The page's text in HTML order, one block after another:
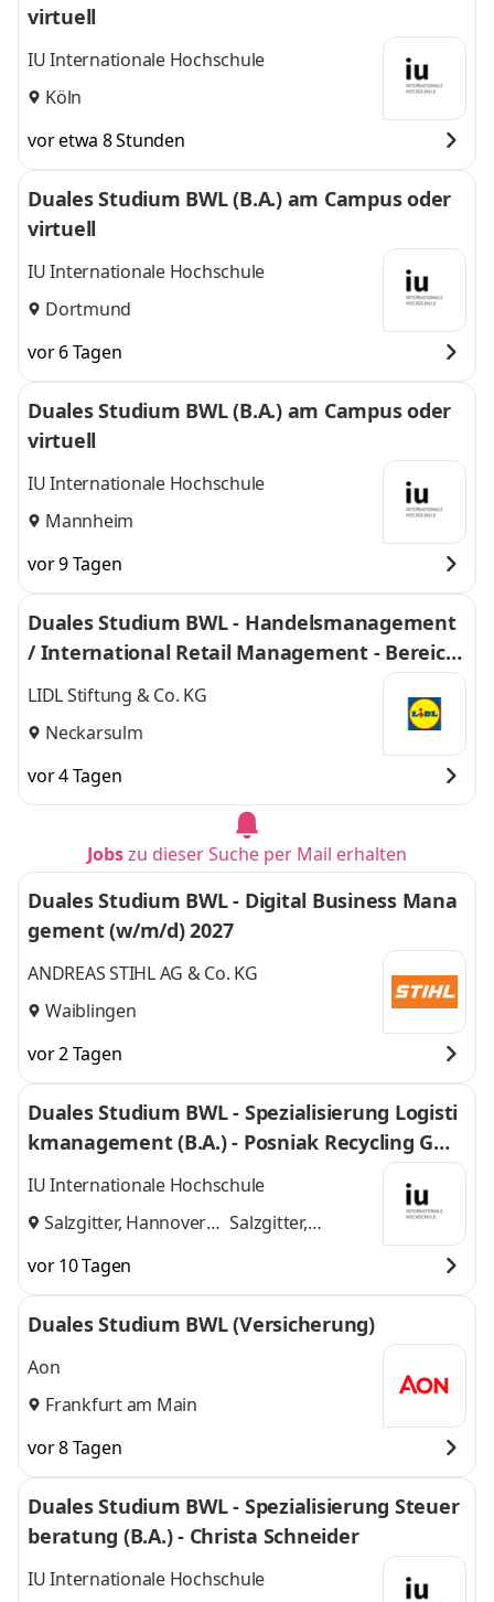
virtuell
IU Internationale Hochschule
Köln
vor etwa 8 Stunden
Duales Studium BWL (B.A.) am Campus oder
virtuell
IU Internationale Hochschule
Dortmund
vor 6 Tagen
Duales Studium BWL (B.A.) am Campus oder
virtuell
IU Internationale Hochschule
Mannheim
vor 9 Tagen
Duales Studium BWL - Handelsmanagement
/ International Retail Management - Bereich
Einkauf 2027
LIDL Stiftung & Co. KG
Neckarsulm
vor 4 Tagen
Jobszu dieser Suche per Mail erhalten
Duales Studium BWL - Digital Business Mana
gement (w/m/d) 2027
ANDREAS STIHL AG & Co. KG
Waiblingen
vor 2 Tagen
Duales Studium BWL - Spezialisierung Logisti
kmanagement (B.A.) - Posniak Recycling Gmb
H
IU Internationale Hochschule
Salzgitter, Hannover
Salzgitter,
vor 10 Tagen
Duales Studium BWL (Versicherung)
Aon
Frankfurt am Main
vor 8 Tagen
Duales Studium BWL - Spezialisierung Steuer
beratung (B.A.) - Christa Schneider
IU Internationale Hochschule